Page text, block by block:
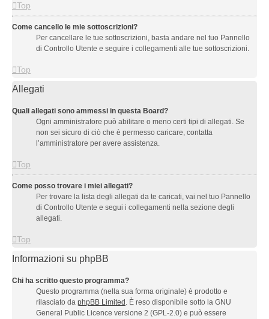
Top
Come cancello le mie sottoscrizioni?
Per cancellare le tue sottoscrizioni, basta andare nel tuo Pannello
di Controllo Utente e seguire i collegamenti alle tue sottoscrizioni.
Top
Allegati
Quali allegati sono ammessi in questa Board?
Ogni amministratore può abilitare o meno certi tipi di allegati. Se
non sei sicuro di ciò che è permesso caricare, contatta
l’amministratore per avere assistenza.
Top
Come posso trovare i miei allegati?
Per trovare la lista degli allegati da te caricati, vai nel tuo Pannello
di Controllo Utente e segui i collegamenti nella sezione degli
allegati.
Top
Informazioni su phpBB
Chi ha scritto questo programma?
Questo programma (nella sua forma originale) è prodotto e
rilasciato da phpBB Limited . È reso disponibile sotto la GNU
General Public Licence versione 2 (GPL-2.0) e può essere